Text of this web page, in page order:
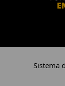
Sistema